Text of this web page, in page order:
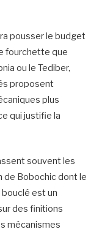
pousser le budget
fourchette que
ou le Tediber,
proposent
plus
qui justifie la
souvent les
de Bobochic dont le
est un
des finitions
mécanismes